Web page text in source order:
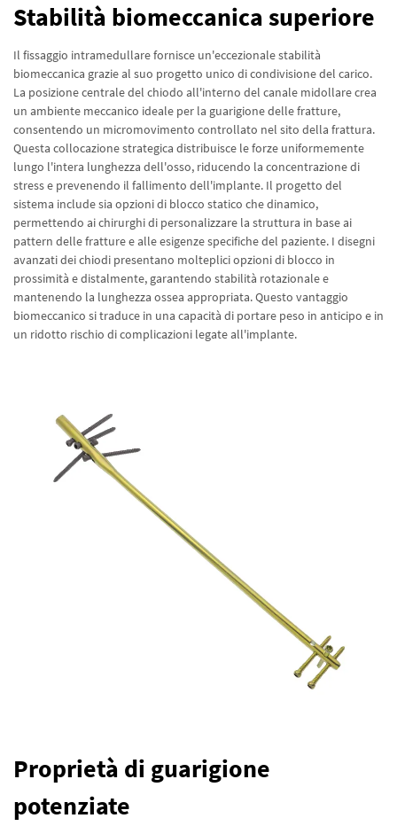
Stabilità biomeccanica superiore
Il fissaggio intramedullare fornisce un'eccezionale stabilità
biomeccanica grazie al suo progetto unico di condivisione del carico.
La posizione centrale del chiodo all'interno del canale midollare crea
un ambiente meccanico ideale per la guarigione delle fratture,
consentendo un micromovimento controllato nel sito della frattura.
Questa collocazione strategica distribuisce le forze uniformemente
lungo l'intera lunghezza dell'osso, riducendo la concentrazione di
stress e prevenendo il fallimento dell'implante. Il progetto del
sistema include sia opzioni di blocco statico che dinamico,
permettendo ai chirurghi di personalizzare la struttura in base ai
pattern delle fratture e alle esigenze specifiche del paziente. I disegni
avanzati dei chiodi presentano molteplici opzioni di blocco in
prossimità e distalmente, garantendo stabilità rotazionale e
mantenendo la lunghezza ossea appropriata. Questo vantaggio
biomeccanico si traduce in una capacità di portare peso in anticipo e in
un ridotto rischio di complicazioni legate all'implante.
Proprietà di guarigione
potenziate